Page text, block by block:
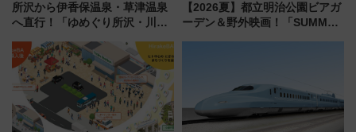
所沢から伊香保温泉・草津温泉
へ直行！「ゆめぐり所沢・川越
軽に 運行ダイヤ・運賃を解説
【2026夏】都立明治公園ビアガ
ーデン＆野外映画！「SUMMER